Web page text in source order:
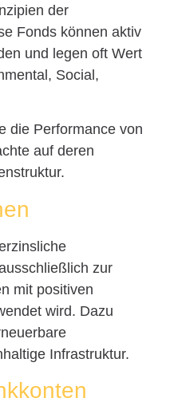
der
Fonds können aktiv
und legen oft Wert
Social,
die Performance von
auf deren
zur
mit positiven
wird. Dazu
Infrastruktur.